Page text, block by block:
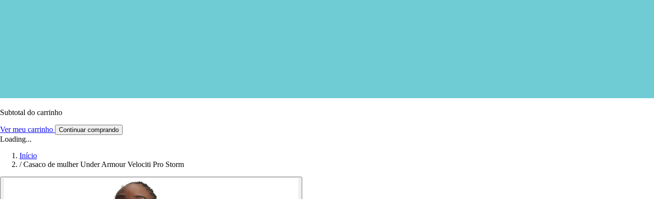
Subtotal do carrinho
Ver meu carrinho Continuar comprando
Loading...
Início
/ Casaco de mulher Under Armour Velociti Pro Storm